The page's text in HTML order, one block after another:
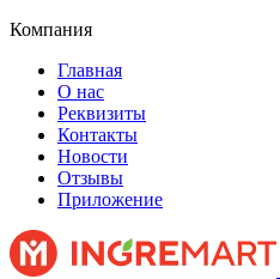
Компания
Главная
О нас
Реквизиты
Контакты
Новости
Отзывы
Приложение